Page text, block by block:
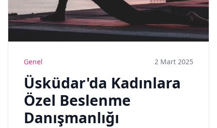
Genel 2 Mart 2025
Üsküdar'da Kadınlara
Özel Beslenme
Danışmanlığı